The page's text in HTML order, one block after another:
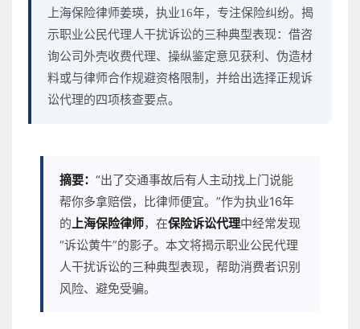
上海保险律师姜瑛，执业16年，专注保险纠纷。揭
示职业公民代理人干扰诉讼的三种典型表现：借咨
询公司外壳收费代理、操纵鉴定意见获利、伪造材
料或与律师合作规避资格限制，并给出选择正规诉
讼代理的四项核查要点。
摘要： “出了交通事故后有人主动找上门说能
帮你多拿赔偿，比律师便宜。”作为执业16年
的上海保险律师，在保险诉讼代理中经常发现
“诉讼黄牛”的影子。本文将揭示职业公民代理
人干扰诉讼的三种典型表现，帮助消费者识别
风险、避免受骗。